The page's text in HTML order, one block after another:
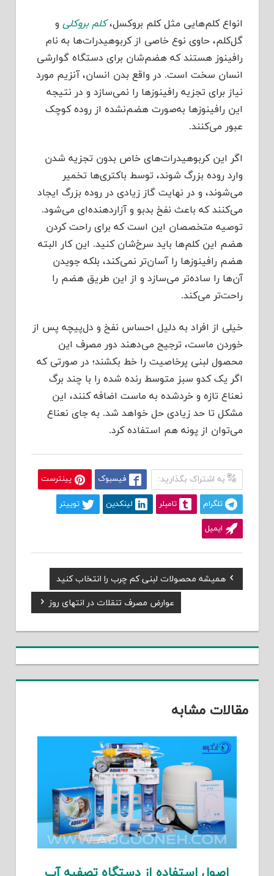
انواع کلم‌هایی مثل کلم بروکسل،کلم بروکلی و
گل‌کلم، حاوی نوع خاصی از کربوهیدرات‌ها به نام
رافینوز هستند که هضم‌شان برای دستگاه گوارشی
انسان سخت است. در واقع بدن انسان، آنزیم مورد
نیاز برای تجزیه رافینوزها را نمی‌سازد و در نتیجه
این رافینوزها به‌صورت هضم‌نشده از روده کوچک
عبور می‌کنند.
اگر این کربوهیدرات‌های خاص بدون تجزیه شدن
وارد روده بزرگ شوند، توسط باکتری‌ها تخمیر
می‌شوند، و در نهایت گاز زیادی در روده بزرگ ایجاد
می‌کنند که باعث نفخ بدبو و آزاردهنده‌ای می‌شود.
توصیه متخصصان این است که برای راحت کردن
هضم این کلم‌ها باید سرخ‌شان کنید. این کار البته
هضم رافینوزها را آسان‌تر نمی‌کند، بلکه جویدن
آن‌ها را ساده‌تر می‌سازد و از این طریق هضم را
راحت‌تر می‌کند.
خیلی از افراد به دلیل احساس نفخ و دل‌پیچه پس از
خوردن ماست، ترجیح می‌دهند دور مصرف این
محصول لبنی پرخاصیت را خط بکشند؛ در صورتی که
اگر یک کدو سبز متوسط رنده شده را با چند برگ
نعناع تازه و خردشده به ماست اضافه کنند، این
مشکل تا حد زیادی حل خواهد شد. به جای نعناع
می‌توان از پونه هم استفاده کرد.
به اشتراک بگذارید: فیسبوک پینترست
تلگرام تامبلر لینکدین توییتر
ایمیل
راهبری
Previous
Post:
همیشه محصولات لبنی کم چرب را انتخاب کنید
Next
Post:
عوارض مصرف تنقلات در انتهای روز
مقالات مشابه